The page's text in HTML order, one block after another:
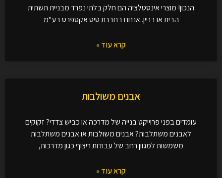
הנכון! מוצרי אינסטלציה הם חלק בלתי נפרד מבניית תשתית
הבית או בניין. אנחנו בחברת טיט אקספרס בע"מ
קרא עוד »
אבנים משולבות
עומדים בפני פרוייקט בנייה של מדרכה או כביש צדדי? זקוקים
לאבנים משתלבות? אבנים משולבות או אבנים משתלבות
משמשות למגוון רחב של עבודות ריצוף כגון מדרכות,
קרא עוד »